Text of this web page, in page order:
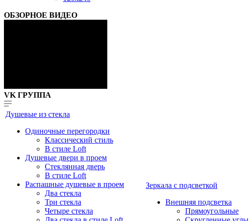
ОБЗОРНОЕ ВИДЕО
VK ГРУППА
Душевые из стекла
Одиночные перегородки
Классический стиль
В стиле Loft
Душевые двери в проем
Стеклянная дверь
В стиле Loft
Распашные душевые в проем
Два стекла
Три стекла
Четыре стекла
Зеркала с подсветкой
Внешняя подсветка
Прямоугольные